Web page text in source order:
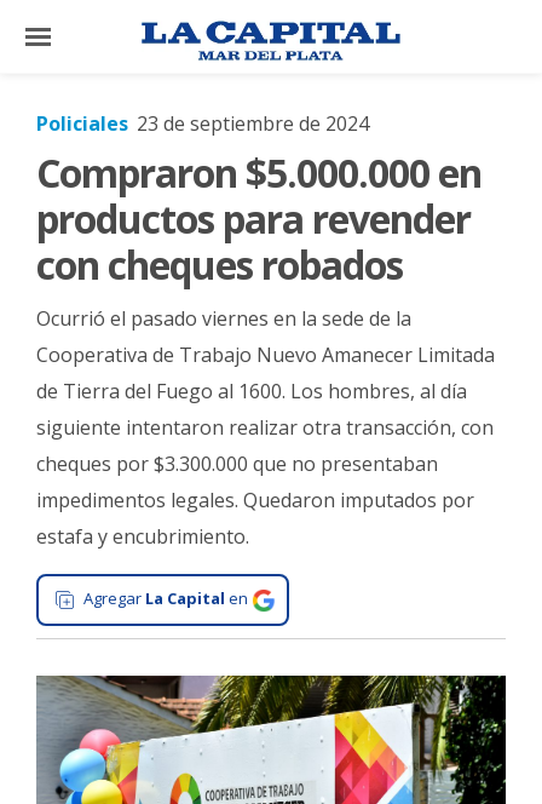
×
El
El
Mundo
La
Zona
Cultura
Tecnología
Gastronomía
Salud
Interés
General
La
Ciudad
Deportes
Arte
Policiales 23 de septiembre de 2024
Compraron $5.000.000 en
productos para revender
con cheques robados
Ocurrió el pasado viernes en la sede de la
Cooperativa de Trabajo Nuevo Amanecer Limitada
de Tierra del Fuego al 1600. Los hombres, al día
siguiente intentaron realizar otra transacción, con
cheques por $3.300.000 que no presentaban
impedimentos legales. Quedaron imputados por
estafa y encubrimiento.
Agregar La Capital en